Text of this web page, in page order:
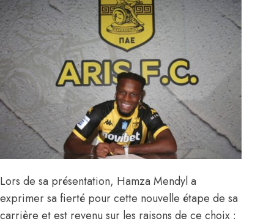
Lors de sa présentation, Hamza Mendyl a
exprimer sa fierté pour cette nouvelle étape de sa
carrière et est revenu sur les raisons de ce choix :